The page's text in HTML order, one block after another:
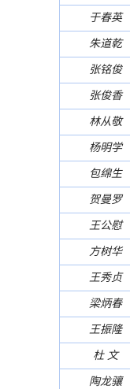
于春英
朱道乾
张铭俊
张俊香
林从敬
杨明学
包绵生
贺曼罗
王公慰
方树华
王秀贞
梁炳春
王振隆
杜 文
陶龙骧